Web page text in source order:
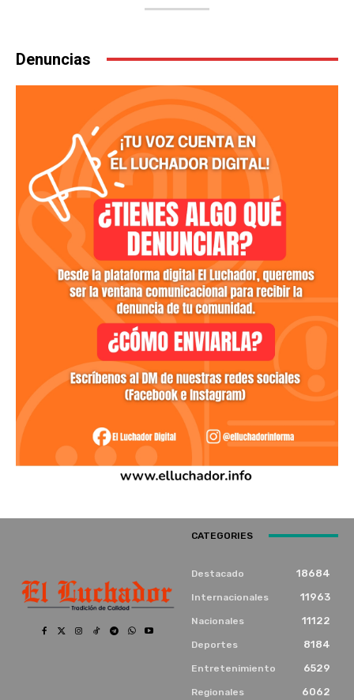
Denuncias
CATEGORIES
Destacado 18684
Internacionales 11963
Nacionales 11122
Deportes 8184
Entretenimiento 6529
Regionales 6062